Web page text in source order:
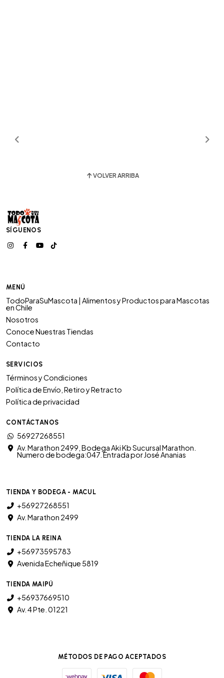
VOLVER ARRIBA
SÍGUENOS
MENÚ
TodoParaSuMascota | Alimentos y Productos para Mascotas
en Chile
Nosotros
Conoce Nuestras Tiendas
Contacto
SERVICIOS
Términos y Condiciones
Política de Envío, Retiro y Retracto
Política de privacidad
CONTÁCTANOS
56927268551
Av. Marathon 2499, Bodega Aki Kb Sucursal Marathon.
Numero de bodega:047. Entrada por José Ananias
TIENDA Y BODEGA - MACUL
+56927268551
Av. Marathon 2499
TIENDA LA REINA
+56973595783
Avenida Echeñique 5819
TIENDA MAIPÚ
+56937669510
Av. 4 Pte. 01221
MÉTODOS DE PAGO ACEPTADOS